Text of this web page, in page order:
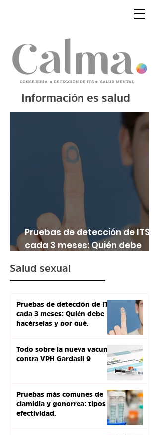
Información es salud
Pruebas de detección de ITS
cada 3 meses: Quién debe
Salud sexual
Pruebas de detección de ITS
cada 3 meses: Quién debe
hacérselas y por qué.
Todo sobre la nueva vacuna
contra VPH Gardasil 9
Pruebas más comunes de
clamidia y gonorrea: tipos y
efectividad.